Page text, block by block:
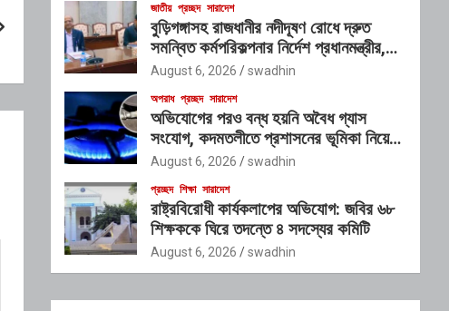
জাতীয় প্রচ্ছদ সারাদেশ
বুড়িগঙ্গাসহ রাজধানীর নদীদূষণ রোধে দ্রুত
সমন্বিত কর্মপরিকল্পনার নির্দেশ প্রধানমন্ত্রীর,
গঠিত হচ্ছে আন্তঃসংস্থা সমন্বয় কমিটি
August 6, 2026 swadhin
অপরাধ প্রচ্ছদ সারাদেশ
অভিযোগের পরও বন্ধ হয়নি অবৈধ গ্যাস
সংযোগ, কদমতলীতে প্রশাসনের ভূমিকা নিয়ে
প্রশ্ন
August 6, 2026 swadhin
প্রচ্ছদ শিক্ষা সারাদেশ
রাষ্ট্রবিরোধী কার্যকলাপের অভিযোগ: জবির ৬৮
শিক্ষককে ঘিরে তদন্তে ৪ সদস্যের কমিটি
August 6, 2026 swadhin